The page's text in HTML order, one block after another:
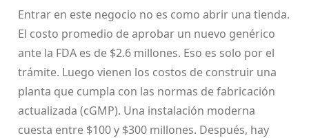
Entrar en este negocio no es como abrir una tienda.
El costo promedio de aprobar un nuevo genérico
ante la FDA es de $2.6 millones. Eso es solo por el
trámite. Luego vienen los costos de construir una
planta que cumpla con las normas de fabricación
actualizada (cGMP). Una instalación moderna
cuesta entre $100 y $300 millones. Después, hay